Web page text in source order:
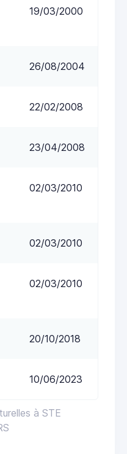
à STE
19/03/2000
26/08/2004
22/02/2008
23/04/2008
02/03/2010
02/03/2010
02/03/2010
20/10/2018
10/06/2023